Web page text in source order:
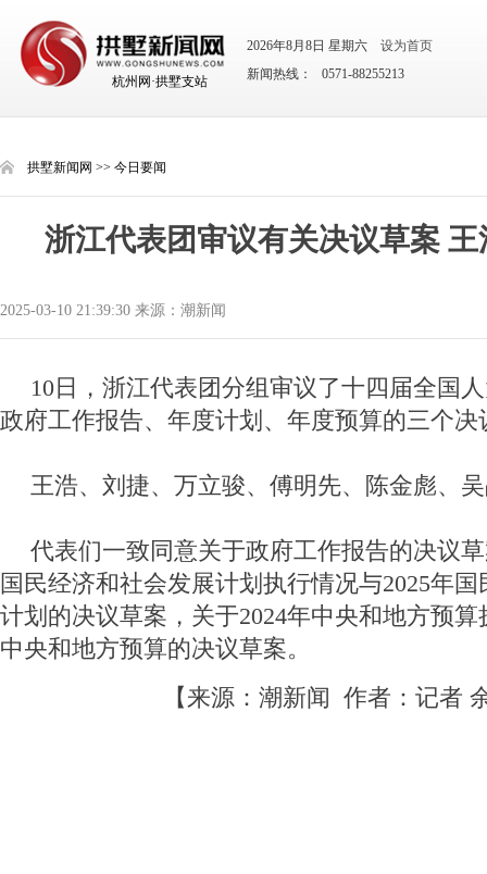
杭州网·拱墅支站
2026年8月8日 星期六
设为首页
新闻热线： 0571-88255213
拱墅新闻网 >> 今日要闻
浙江代表团审议有关决议草案
2025-03-10 21:39:30 来源：潮新闻
10日，浙江代表团分组审议了十四届全国
政府工作报告、年度计划、年度预算的三个决
王浩、刘捷、万立骏、傅明先、陈金彪、
代表们一致同意关于政府工作报告的决议
国民经济和社会发展计划执行情况与2025年
计划的决议草案，关于2024年中央和地方预算
中央和地方预算的决议草案。
【来源：潮新闻 作者：记者